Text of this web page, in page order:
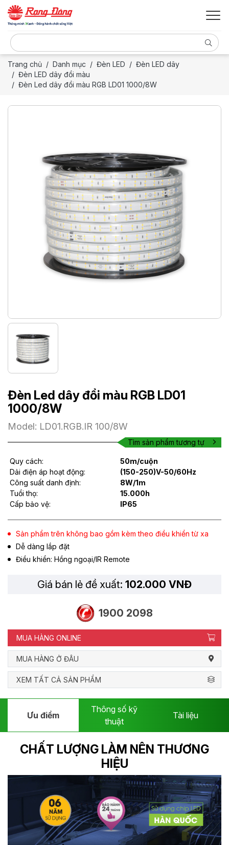
Trang chủ Danh mục Đèn LED
Đèn LED dây
Đèn LED dây đổi màu
Đèn Led dây đổi màu RGB LD01 1000/8W
Đèn Led dây đổi màu RGB LD01
1000/8W
Model: LD01.RGB.IR 100/8W
Tìm sản phẩm tương tự
Quy cách:
50m/cuộn
Dải điện áp hoạt động:
(150-250)V-50/60Hz
Công suất danh định:
8W/1m
Tuổi thọ:
15.000h
Cấp bảo vệ:
IP65
Sản phẩm trên không bao gồm kèm theo điều khiển từ xa
Dễ dàng lắp đặt
Điều khiển: Hồng ngoại/IR Remote
Giá bán lẻ đề xuất: 102.000 VNĐ
1900 2098
MUA HÀNG ONLINE
MUA HÀNG Ở ĐÂU
XEM TẤT CẢ SẢN PHẨM
Ưu điểm
Thông số kỹ
thuật
Tài liệu
CHẤT LƯỢNG LÀM NÊN THƯƠNG
HIỆU